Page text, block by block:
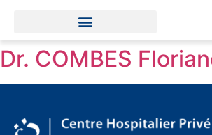
Dr. COMBES